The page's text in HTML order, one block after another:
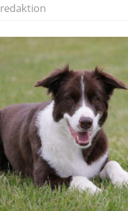
redaktion